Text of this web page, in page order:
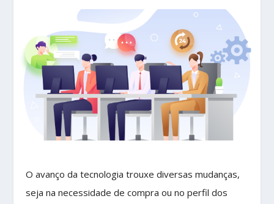
O avanço da tecnologia trouxe diversas mudanças,
seja na necessidade de compra ou no perfil dos